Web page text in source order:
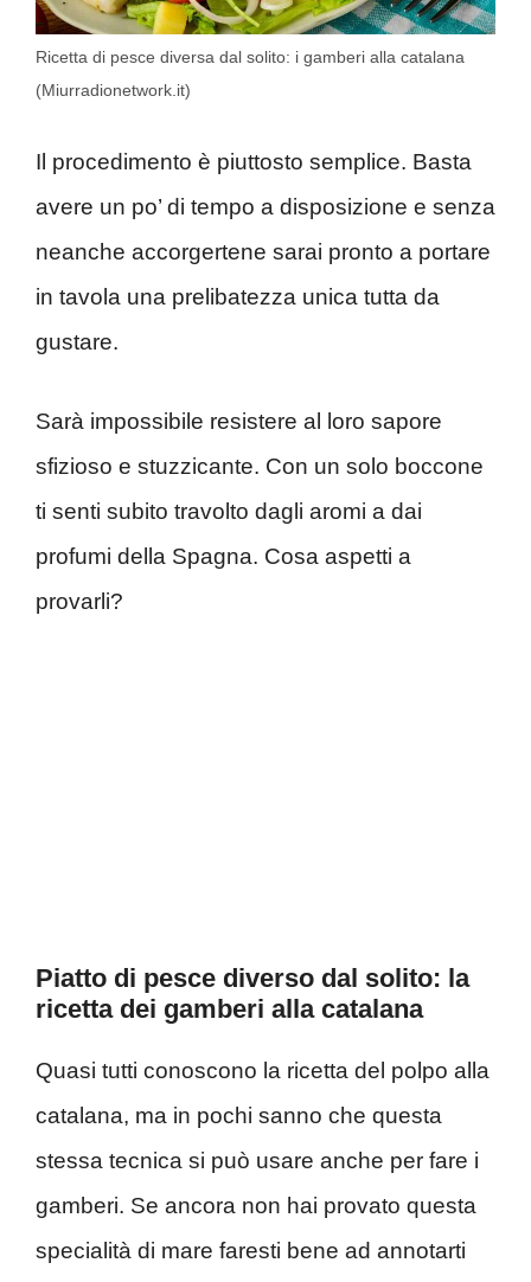
Ricetta di pesce diversa dal solito: i gamberi alla catalana
(Miurradionetwork.it)
Il procedimento è piuttosto semplice. Basta
avere un po’ di tempo a disposizione e senza
neanche accorgertene sarai pronto a portare
in tavola una prelibatezza unica tutta da
gustare.
Sarà impossibile resistere al loro sapore
sfizioso e stuzzicante. Con un solo boccone
ti senti subito travolto dagli aromi a dai
profumi della Spagna. Cosa aspetti a
provarli?
Piatto di pesce diverso dal solito: la
ricetta dei gamberi alla catalana
Quasi tutti conoscono la ricetta del polpo alla
catalana, ma in pochi sanno che questa
stessa tecnica si può usare anche per fare i
gamberi. Se ancora non hai provato questa
specialità di mare faresti bene ad annotarti